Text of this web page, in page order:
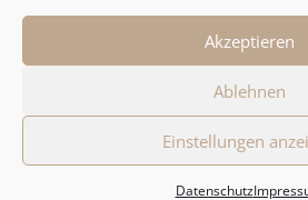
Akzeptieren
Ablehnen
Einstellungen
Datenschutz
Februar 2022
Datenschutz Impressum